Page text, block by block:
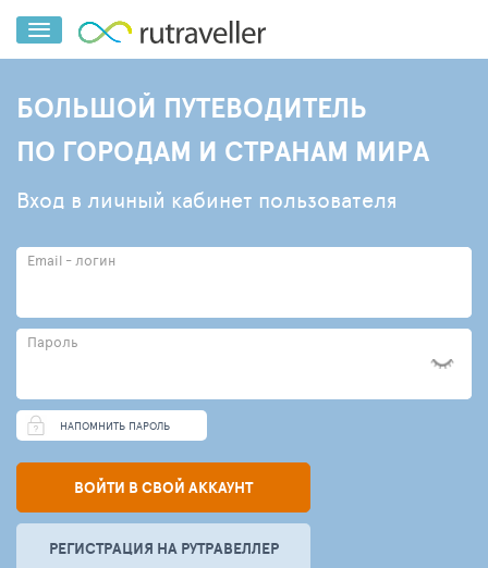
БОЛЬШОЙ ПУТЕВОДИТЕЛЬ
ПО ГОРОДАМ И СТРАНАМ МИРА
Вход в личный кабинет пользователя
Email - логин
Пароль
НАПОМНИТЬ ПАРОЛЬ
ВОЙТИ В СВОЙ АККАУНТ
РЕГИСТРАЦИЯ НА РУТРАВЕЛЛЕР